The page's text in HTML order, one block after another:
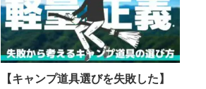
【キャンプ道具選びを失敗した】